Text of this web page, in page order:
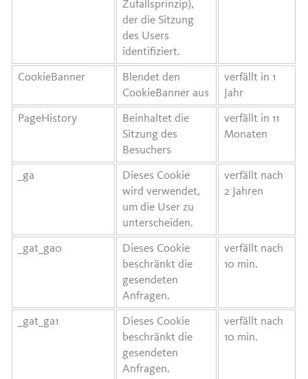
Zufallsprinzip),
der die Sitzung
des Users
identifiziert.
CookieBanner
Blendet den
CookieBanner aus
verfällt in 1
Jahr
PageHistory
Beinhaltet die
Sitzung des
Besuchers
verfällt in 11
Monaten
_ga
Dieses Cookie
wird verwendet,
um die User zu
unterscheiden.
verfällt nach
2 Jahren
_gat_ga0
Dieses Cookie
beschränkt die
gesendeten
Anfragen.
verfällt nach
10 min.
_gat_ga1
Dieses Cookie
beschränkt die
gesendeten
Anfragen.
verfällt nach
10 min.